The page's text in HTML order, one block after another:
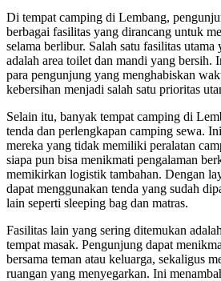
Di tempat camping di Lembang,
berbagai fasilitas yang dirancang untuk
selama berlibur. Salah satu fasilitas utama
adalah area toilet dan mandi yang bersih.
para pengunjung yang menghabiskan
kebersihan menjadi salah satu prioritas
Selain itu, banyak tempat camping di
tenda dan perlengkapan camping sewa.
mereka yang tidak memiliki peralatan
siapa pun bisa menikmati pengalaman
memikirkan logistik tambahan. Dengan
dapat menggunakan tenda yang sudah
lain seperti sleeping bag dan matras.
Fasilitas lain yang sering ditemukan
tempat masak. Pengunjung dapat
bersama teman atau keluarga, sekaligus
ruangan yang menyegarkan. Ini